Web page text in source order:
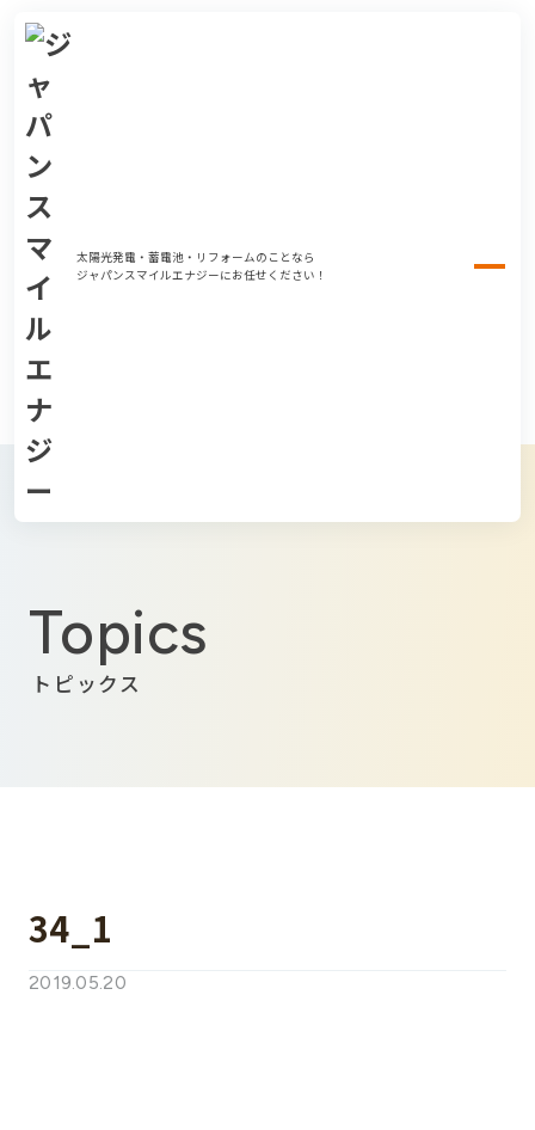
太陽光発電・蓄電池・リフォームのことなら
ジャパンスマイルエナジーにお任せください！
Topics
トピックス
34_1
2019.05.20